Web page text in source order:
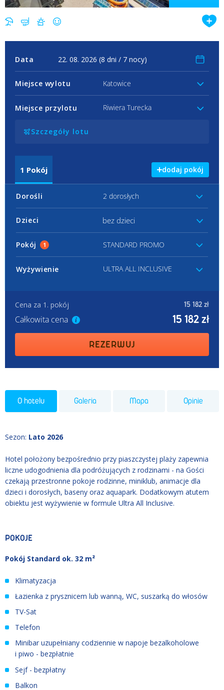
Data
Miejsce wylotu Katowice
Miejsce przylotu Riwiera Turecka
Szczegóły lotu
1 Pokój dodaj pokój
Dorośli 2 dorosłych
Dzieci bez dzieci
Pokój 1 STANDARD PROMO
Wyżywienie ULTRA ALL INCLUSIVE
Cena za 1. pokój 15 182 zł
Całkowita cena 15 182 zł
REZERWUJ
O hotelu Galeria Mapa Opinie
Sezon: Lato 2026
Hotel położony bezpośrednio przy piaszczystej plaży zapewnia
liczne udogodnienia dla podróżujących z rodzinami - na Gości
czekają przestronne pokoje rodzinne, miniklub, animacje dla
dzieci i dorosłych, baseny oraz aquapark. Dodatkowym atutem
obiektu jest wyżywienie w formule Ultra All Inclusive.
POKOJE
Pokój Standard ok. 32 m²
Klimatyzacja
Łazienka z prysznicem lub wanną, WC, suszarką do włosów
TV-Sat
Telefon
Minibar uzupełniany codziennie w napoje bezalkoholowe
i piwo - bezpłatnie
Sejf - bezpłatny
Balkon